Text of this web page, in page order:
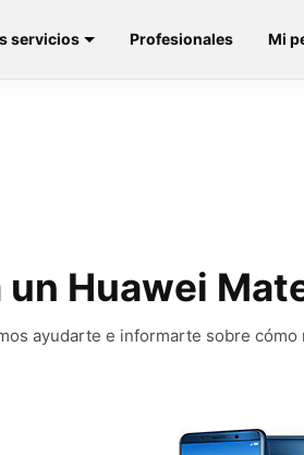
servicios Profesionales Mi
Huawei
ayudarte e informarte sobre cómo